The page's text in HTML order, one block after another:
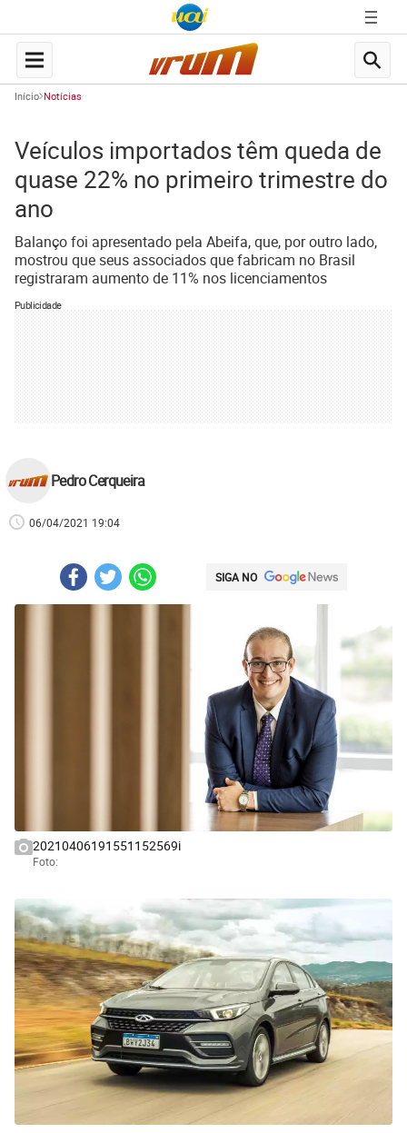
Início Notícias
Veículos importados têm queda de
quase 22% no primeiro trimestre do
ano
Balanço foi apresentado pela Abeifa, que, por outro lado,
mostrou que seus associados que fabricam no Brasil
registraram aumento de 11% nos licenciamentos
Publicidade
Pedro Cerqueira
06/04/2021 19:04
SIGA NO
20210406191551152569i
Foto: